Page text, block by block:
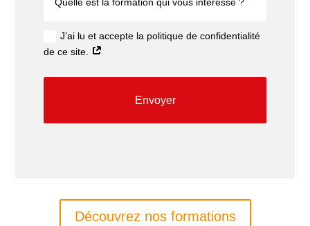
J’ai lu et accepte la politique de confidentialité
de ce site.
Envoyer
Découvrez nos formations